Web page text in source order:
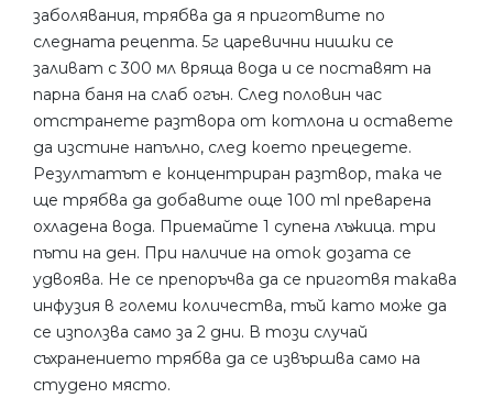
заболявания, трябва да я приготвите по
следната рецепта. 5г царевични нишки се
заливат с 300 мл вряща вода и се поставят на
парна баня на слаб огън. След половин час
отстранете разтвора от котлона и оставете
да изстине напълно, след което прецедете.
Резултатът е концентриран разтвор, така че
ще трябва да добавите още 100 ml преварена
охладена вода. Приемайте 1 супена лъжица. три
пъти на ден. При наличие на оток дозата се
удвоява. Не се препоръчва да се приготвя такава
инфузия в големи количества, тъй като може да
се използва само за 2 дни. В този случай
съхранението трябва да се извършва само на
студено място.